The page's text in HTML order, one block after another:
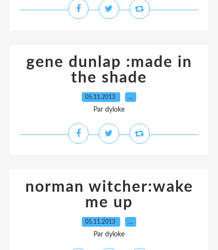
gene dunlap :made in
the shade
05.11.2013 …
Par dyloke
norman witcher:wake
me up
05.11.2013 …
Par dyloke